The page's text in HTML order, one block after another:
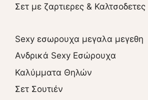
Σετ με ζαρτιερες & Καλτσοδετες
Sexy εσωρουχα μεγαλα μεγεθη
Ανδρικά Sexy Εσώρουχα
Καλύμματα Θηλών
Σετ Σουτιέν